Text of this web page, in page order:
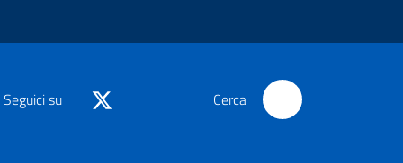
Seguici su Cerca